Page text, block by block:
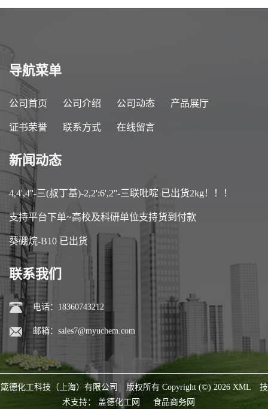
导航菜单
公司首页 公司介绍 公司动态 产品展厅
证书荣誉 联系方式 在线留言
新闻动态
4,4',4''-三(叔丁基)-2,2':6',2''-三联吡啶 已出货2kg！！！
支持平台下单~高校及科研单位支持货到付款
葵硼烷-B10 已出货
联系我们
电话：18360743212
邮箱： sales7@myuchem.com
箴德化工科技（上海）有限公司 版权所有 Copyright (©) 2026 XML
技
术支持： 盖德化工网 食品商务网